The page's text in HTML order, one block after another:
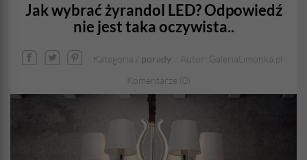
Jak wybrać żyrandol LED? Odpowiedź
nie jest taka oczywista..
Kategoria / porady
Autor: GaleriaLimonka.pl
Komentarze (0)